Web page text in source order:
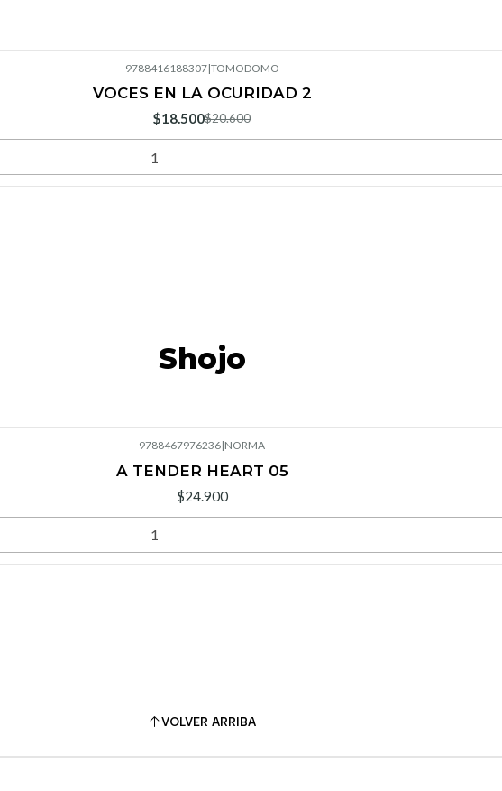
9788416188307|TOMODOMO
VOCES EN LA OCURIDAD 2
$18.500$20.600
Shojo
9788467976236|NORMA
A TENDER HEART 05
$24.900
VOLVER ARRIBA